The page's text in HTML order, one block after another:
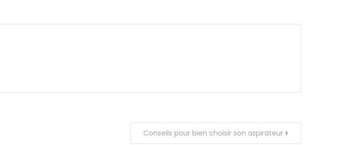
Conseils pour bien choisir son aspirateur